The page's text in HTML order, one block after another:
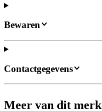
Bewaren
Contactgegevens
Meer van dit merk